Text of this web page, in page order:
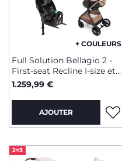
+ COULEURS
Full Solution Bellagio 2 -
First-seat Recline I-size et
Fullseat 360 avec base
1.259,99 €
AJOUTER
2=3